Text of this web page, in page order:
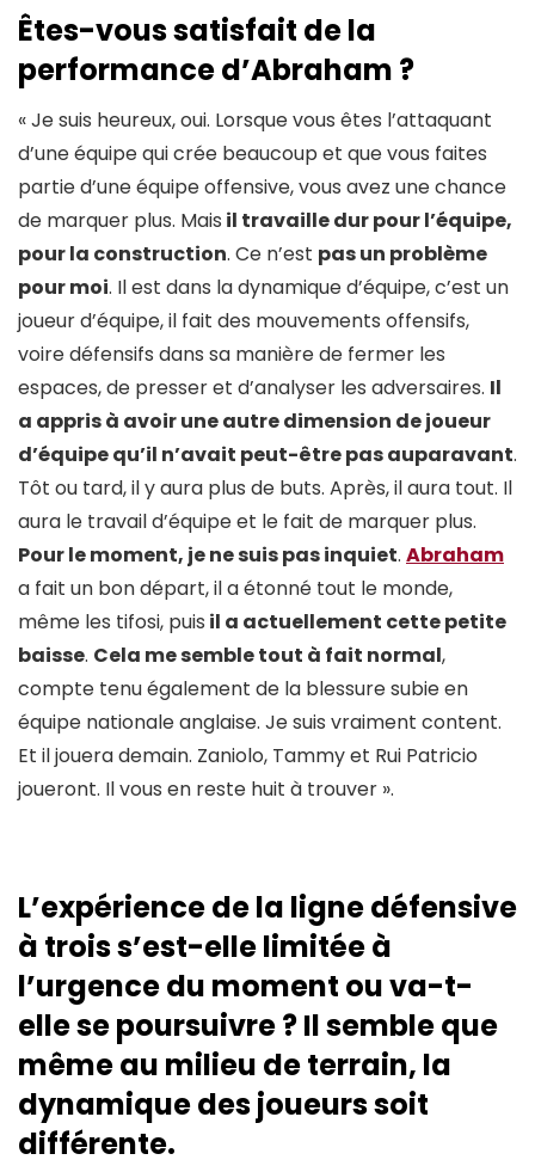
Êtes-vous satisfait de la
performance d’Abraham ?
« Je suis heureux, oui. Lorsque vous êtes l’attaquant
d’une équipe qui crée beaucoup et que vous faites
partie d’une équipe offensive, vous avez une chance
de marquer plus. Mais il travaille dur pour l’équipe,
pour la construction. Ce n’est pas un problème
pour moi. Il est dans la dynamique d’équipe, c’est un
joueur d’équipe, il fait des mouvements offensifs,
voire défensifs dans sa manière de fermer les
espaces, de presser et d’analyser les adversaires. Il
a appris à avoir une autre dimension de joueur
d’équipe qu’il n’avait peut-être pas auparavant.
Tôt ou tard, il y aura plus de buts. Après, il aura tout. Il
aura le travail d’équipe et le fait de marquer plus.
Pour le moment, je ne suis pas inquiet. Abraham
a fait un bon départ, il a étonné tout le monde,
même les tifosi, puis il a actuellement cette petite
baisse. Cela me semble tout à fait normal,
compte tenu également de la blessure subie en
équipe nationale anglaise. Je suis vraiment content.
Et il jouera demain. Zaniolo, Tammy et Rui Patricio
joueront. Il vous en reste huit à trouver ».
L’expérience de la ligne défensive
à trois s’est-elle limitée à
l’urgence du moment ou va-t-
elle se poursuivre ? Il semble que
même au milieu de terrain, la
dynamique des joueurs soit
différente.